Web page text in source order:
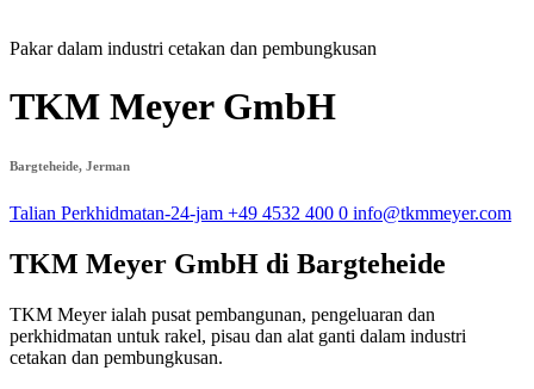
Pakar dalam industri cetakan dan pembungkusan
TKM Meyer GmbH
Bargteheide, Jerman
Talian Perkhidmatan-24-jam +49 4532 400 0 info@tkmmeyer.com
TKM Meyer GmbH di Bargteheide
TKM Meyer ialah pusat pembangunan, pengeluaran dan
perkhidmatan untuk rakel, pisau dan alat ganti dalam industri
cetakan dan pembungkusan.